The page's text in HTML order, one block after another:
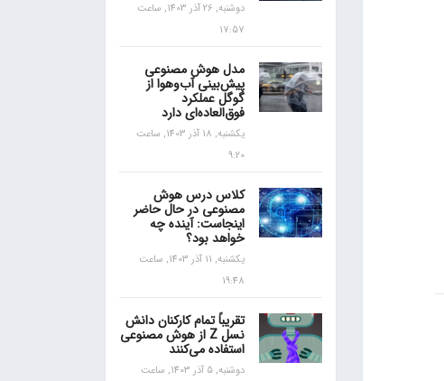
دوشنبه, 26 آذر 1403, ساعت
17:57
مدل هوش مصنوعی
پیش‌بینی آب‌و‌هوا از
گوگل عملکرد
فوق‌العاده‌ای دارد
یکشنبه, 18 آذر 1403, ساعت
9:20
کلاس درس هوش
مصنوعی در حال حاضر
اینجاست: آینده چه
خواهد بود؟
یکشنبه, 11 آذر 1403, ساعت
19:48
تقریباً تمام کارکنان دانش
نسل Z از هوش مصنوعی
استفاده می‌کنند
دوشنبه, 5 آذر 1403, ساعت